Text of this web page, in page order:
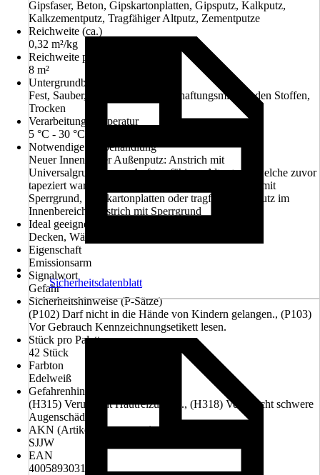
Gipsfaser, Beton, Gipskartonplatten, Gipsputz, Kalkputz,
Kalkzementputz, Tragfähiger Altputz, Zementputze
Reichweite (ca.)
0,32 m²/kg
Reichweite pro Eimer ca.
8 m²
Untergrundbeschaffenheit
Fest, Sauber, Tragfähig, Frei von haftungsmindernden Stoffen,
Trocken
Verarbeitungstemperatur
5 °C - 30 °C
Notwendige Vorbehandlung
Neuer Innen- oder Außenputz: Anstrich mit
Universalgrundierung, Auf tragfähigen Altputzen, welche zuvor
tapeziert waren (alte Tapete ist restlos zu entfernen) mit
Sperrgrund, Gipskartonplatten oder tragfähiger Altputz im
Innenbereich: Abstrich mit Sperrgrund
Ideal geeignet für
Decken, Wände
Eigenschaft
Emissionsarm
Signalwort
Gefahr
Sicherheitshinweise (P-Sätze)
(P102) Darf nicht in die Hände von Kindern gelangen., (P103)
Vor Gebrauch Kennzeichnungsetikett lesen.
Stück pro Palette
42 Stück
Farbton
Edelweiß
Gefahrenhinweise (H-Sätze)
(H315) Verursacht Hautreizungen., (H318) Verursacht schwere
Augenschäden.
AKN (Artikelkurznummer)
SJJW
EAN
4005893031670
Sicherheitsdatenblatt